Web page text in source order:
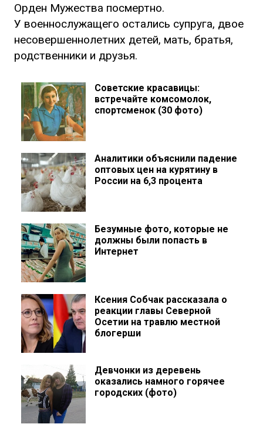
Орден Мужества посмертно.
У военнослужащего остались супруга, двое
несовершеннолетних детей, мать, братья,
родственники и друзья.
Советские красавицы:
встречайте комсомолок,
спортсменок (30 фото)
Аналитики объяснили падение
оптовых цен на курятину в
России на 6,3 процента
Безумные фото, которые не
должны были попасть в
Интернет
Ксения Собчак рассказала о
реакции главы Северной
Осетии на травлю местной
блогерши
Девчонки из деревень
оказались намного горячее
городских (фото)